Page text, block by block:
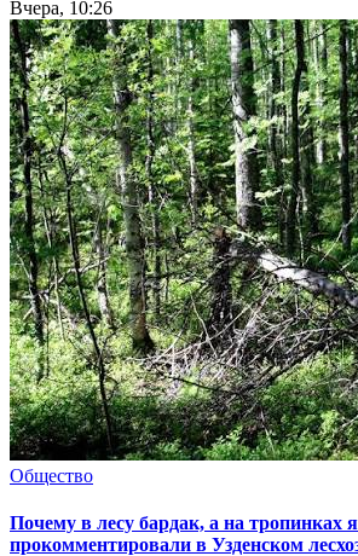
Вчера, 10:26
Общество
Почему в лесу бардак, а на тропинках
прокомментировали в Узденском